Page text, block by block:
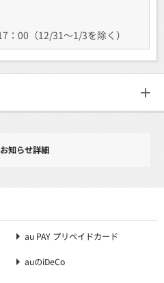
：00（12/31～1/3を除く）
お知らせ詳細
au PAY プリペイドカード
auのiDeCo